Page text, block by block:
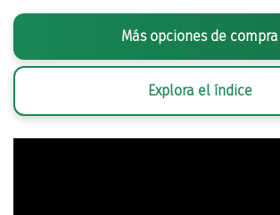
Más opciones de compra
Explora el índice